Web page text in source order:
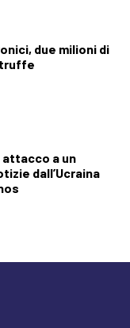
due milioni di
attacco a un
dall’Ucraina